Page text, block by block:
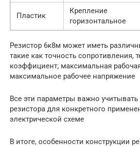
Пластик
Крепление
горизонтальное
Резистор 6к8м может иметь
такие как точность сопротивления,
коэффициент, максимальная
максимальное рабочее напряжение
Все эти параметры важно
резистора для конкретного
электрической схеме
В итоге, особенности конструкции